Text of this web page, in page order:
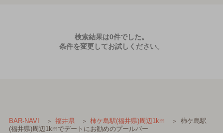
検索結果は0件でした。
条件を変更してお試しください。
BAR-NAVI 福井県 柿ケ島駅(福井県)周辺1km
柿ケ島駅
(福井県)周辺1kmでデートにお勧めのプールバー